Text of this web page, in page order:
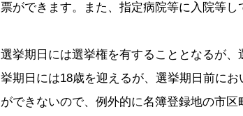
票ができます。また、指定病院等に入院等
選挙期日には選挙権を有することとなるが
挙期日には18歳を迎えるが、選挙期日前に
ができないので、例外的に名簿登録地の市